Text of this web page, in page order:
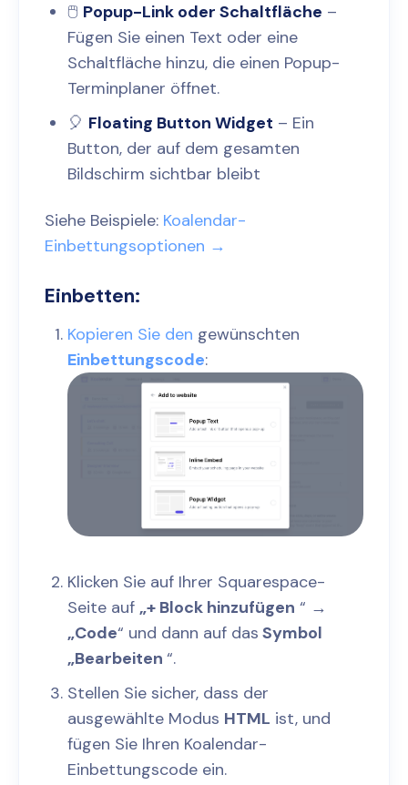
🖱️ Popup-Link oder Schaltfläche –
Fügen Sie einen Text oder eine
Schaltfläche hinzu, die einen Popup-
Terminplaner öffnet.
🎈 Floating Button Widget – Ein
Button, der auf dem gesamten
Bildschirm sichtbar bleibt
Siehe Beispiele: Koalendar-
Einbettungsoptionen →
Einbetten:
Kopieren Sie den gewünschten
Einbettungscode:
Klicken Sie auf Ihrer Squarespace-
Seite auf „+ Block hinzufügen “ →
„Code“ und dann auf das Symbol
„Bearbeiten “.
Stellen Sie sicher, dass der
ausgewählte Modus HTML ist, und
fügen Sie Ihren Koalendar-
Einbettungscode ein.